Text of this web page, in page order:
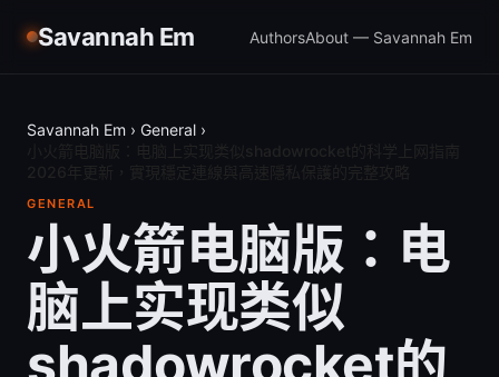
Savannah Em AuthorsAbout — Savannah Em
Savannah Em › General ›
GENERAL
小火箭电脑版：电
脑上实现类似